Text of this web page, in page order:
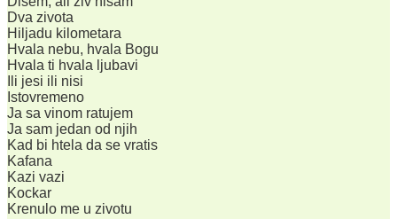
Dva zivota
Hiljadu kilometara
Hvala nebu, hvala Bogu
Hvala ti hvala ljubavi
Ili jesi ili nisi
Istovremeno
Ja sa vinom ratujem
Ja sam jedan od njih
Kad bi htela da se vratis
Kafana
Kazi vazi
Kockar
Krenulo me u zivotu